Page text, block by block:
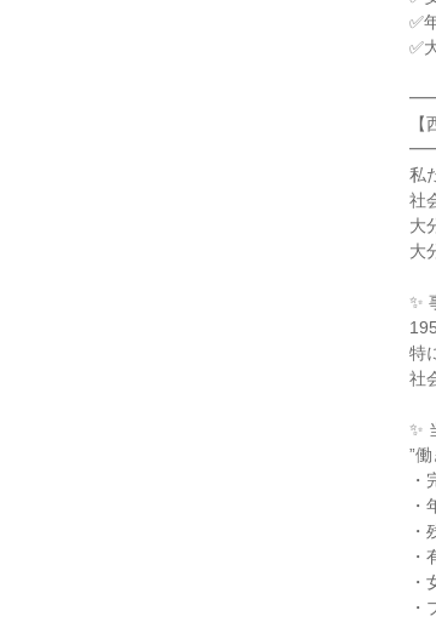
✅
✅
私
社
大
大
✨
特
社
✨
”
・
・
・
・